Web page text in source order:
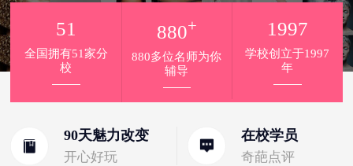
90天魅力改变
开心好玩
在校学员
奇葩点评
51
全国拥有51家分
校
880+
880多位名师为你
辅导
1997
学校创立于1997
年